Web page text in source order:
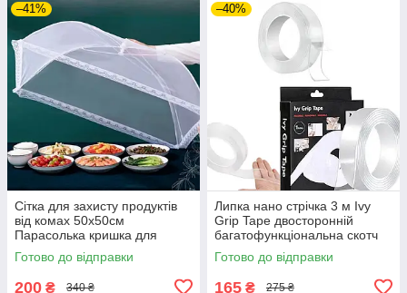
–41%
Сітка для захисту продуктів
від комах 50х50см
Парасолька кришка для
захисту від мух Москітна сітка
на стіл для їжі
Готово до відправки
200 ₴ 340 ₴
–40%
Липка нано стрічка 3 м Ivy
Grip Tape двосторонній
багатофункціональна скотч
надміцна без слідів
Готово до відправки
165 ₴ 275 ₴